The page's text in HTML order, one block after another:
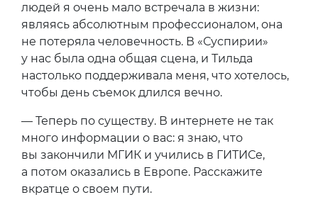
людей я очень мало встречала в жизни:
являясь абсолютным профессионалом, она
не потеряла человечность. В «Суспирии»
у нас была одна общая сцена, и Тильда
настолько поддерживала меня, что хотелось,
чтобы день съемок длился вечно.
— Теперь по существу. В интернете не так
много информации о вас: я знаю, что
вы закончили МГИК и учились в ГИТИСе,
а потом оказались в Европе. Расскажите
вкратце о своем пути.